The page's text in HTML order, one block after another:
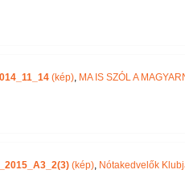
(kép), MA IS SZÓL A
(kép), Nótakedvelők